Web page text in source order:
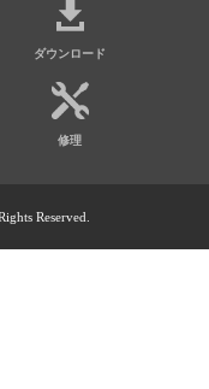
ダウンロード
修理
Reserved.